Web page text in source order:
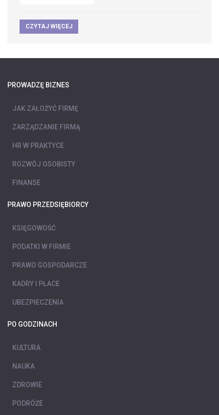
CZYTAJ WIĘCEJ
PROWADZĘ BIZNES
JAK ZAŁOŻYĆ FIRMĘ
ZARZĄDZANIE FIRMĄ
HR W PRAKTYCE
ROZWÓJ OSOBISTY
FINANSE
PRAWO PRZEDSIĘBIORCY
KSIĘGOWOŚĆ
PODATKI W FIRMIE
PRAWO GOSPODARCZE
KADRY I PŁACE
UBEZPIECZENIA
PO GODZINACH
KULTURA
NAUKA
ZDROWIE
PODRÓŻE